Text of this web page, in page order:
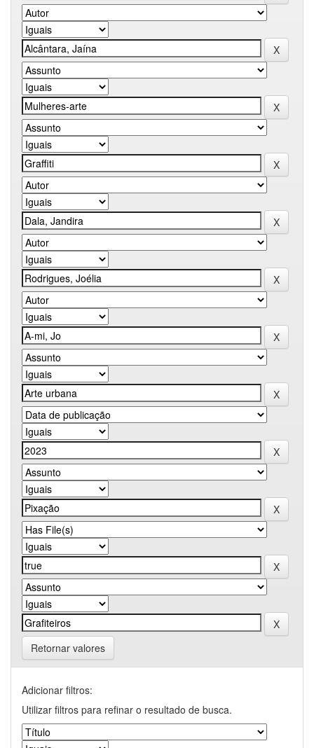
Retornar valores
Adicionar filtros:
Utilizar filtros para refinar o resultado de busca.